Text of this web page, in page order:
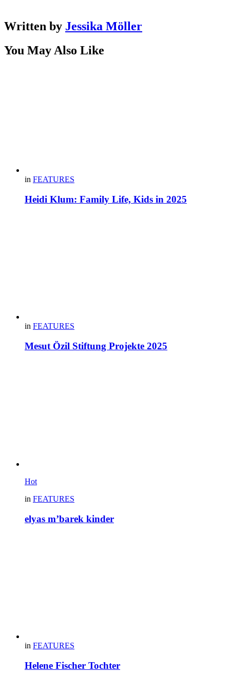
Written by Jessika Möller
You May Also Like
in FEATURES
Heidi Klum: Family Life, Kids in 2025
in FEATURES
Mesut Özil Stiftung Projekte 2025
Hot
in FEATURES
elyas m’barek kinder
in FEATURES
Helene Fischer Tochter